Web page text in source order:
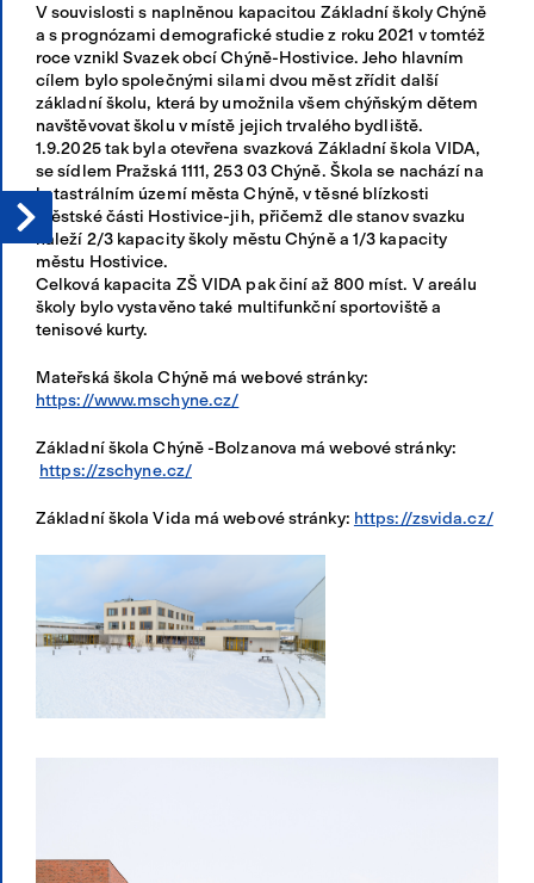
V souvislosti s naplněnou kapacitou Základní školy Chýně
a s prognózami demografické studie z roku 2021 v tomtéž
roce vznikl Svazek obcí Chýně-Hostivice. Jeho hlavním
cílem bylo společnými silami dvou měst zřídit další
základní školu, která by umožnila všem chýňským dětem
navštěvovat školu v místě jejich trvalého bydliště.
1.9.2025 tak byla otevřena svazková Základní škola VIDA,
se sídlem Pražská 1111, 253 03 Chýně. Škola se nachází na
katastrálním území města Chýně, v těsné blízkosti
městské části Hostivice-jih, přičemž dle stanov svazku
náleží 2/3 kapacity školy městu Chýně a 1/3 kapacity
městu Hostivice.
Celková kapacita ZŠ VIDA pak činí až 800 míst. V areálu
školy bylo vystavěno také multifunkční sportoviště a
tenisové kurty.
Mateřská škola Chýně má webové stránky:
https://www.mschyne.cz/
Základní škola Chýně -Bolzanova má webové stránky:
https://zschyne.cz/
Základní škola Vida má webové stránky: https://zsvida.cz/